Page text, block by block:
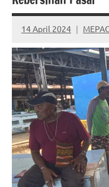
14 April 2024
No
comments